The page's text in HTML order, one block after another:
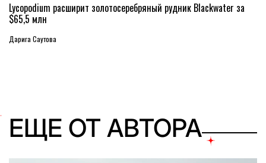
Lycopodium расширит золотосеребряный рудник Blackwater за
$65,5 млн
Дарига Саутова
ЕЩЕ ОТ АВТОРА